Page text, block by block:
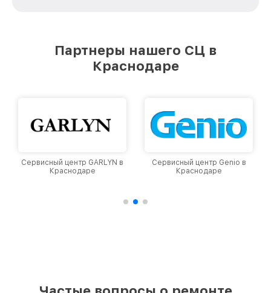
лучшим сервисным центром Viomi в городе
Краснодаре, постоянно повышая уровень
Партнеры нашего СЦ в
Краснодаре
в
Сервисный центр Genio в
Краснодаре
Сервисный центр Dyson
Краснодаре